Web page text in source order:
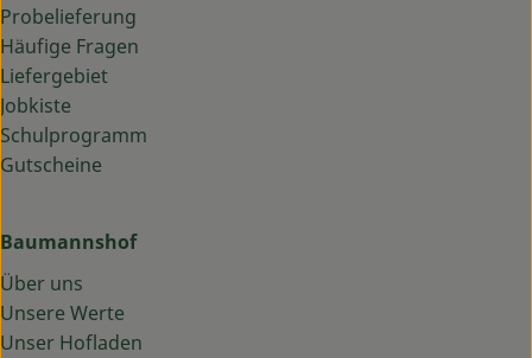
Probelieferung
Häufige Fragen
Liefergebiet
Jobkiste
Schulprogramm
Gutscheine
Baumannshof
Über uns
Unsere Werte
Unser Hofladen